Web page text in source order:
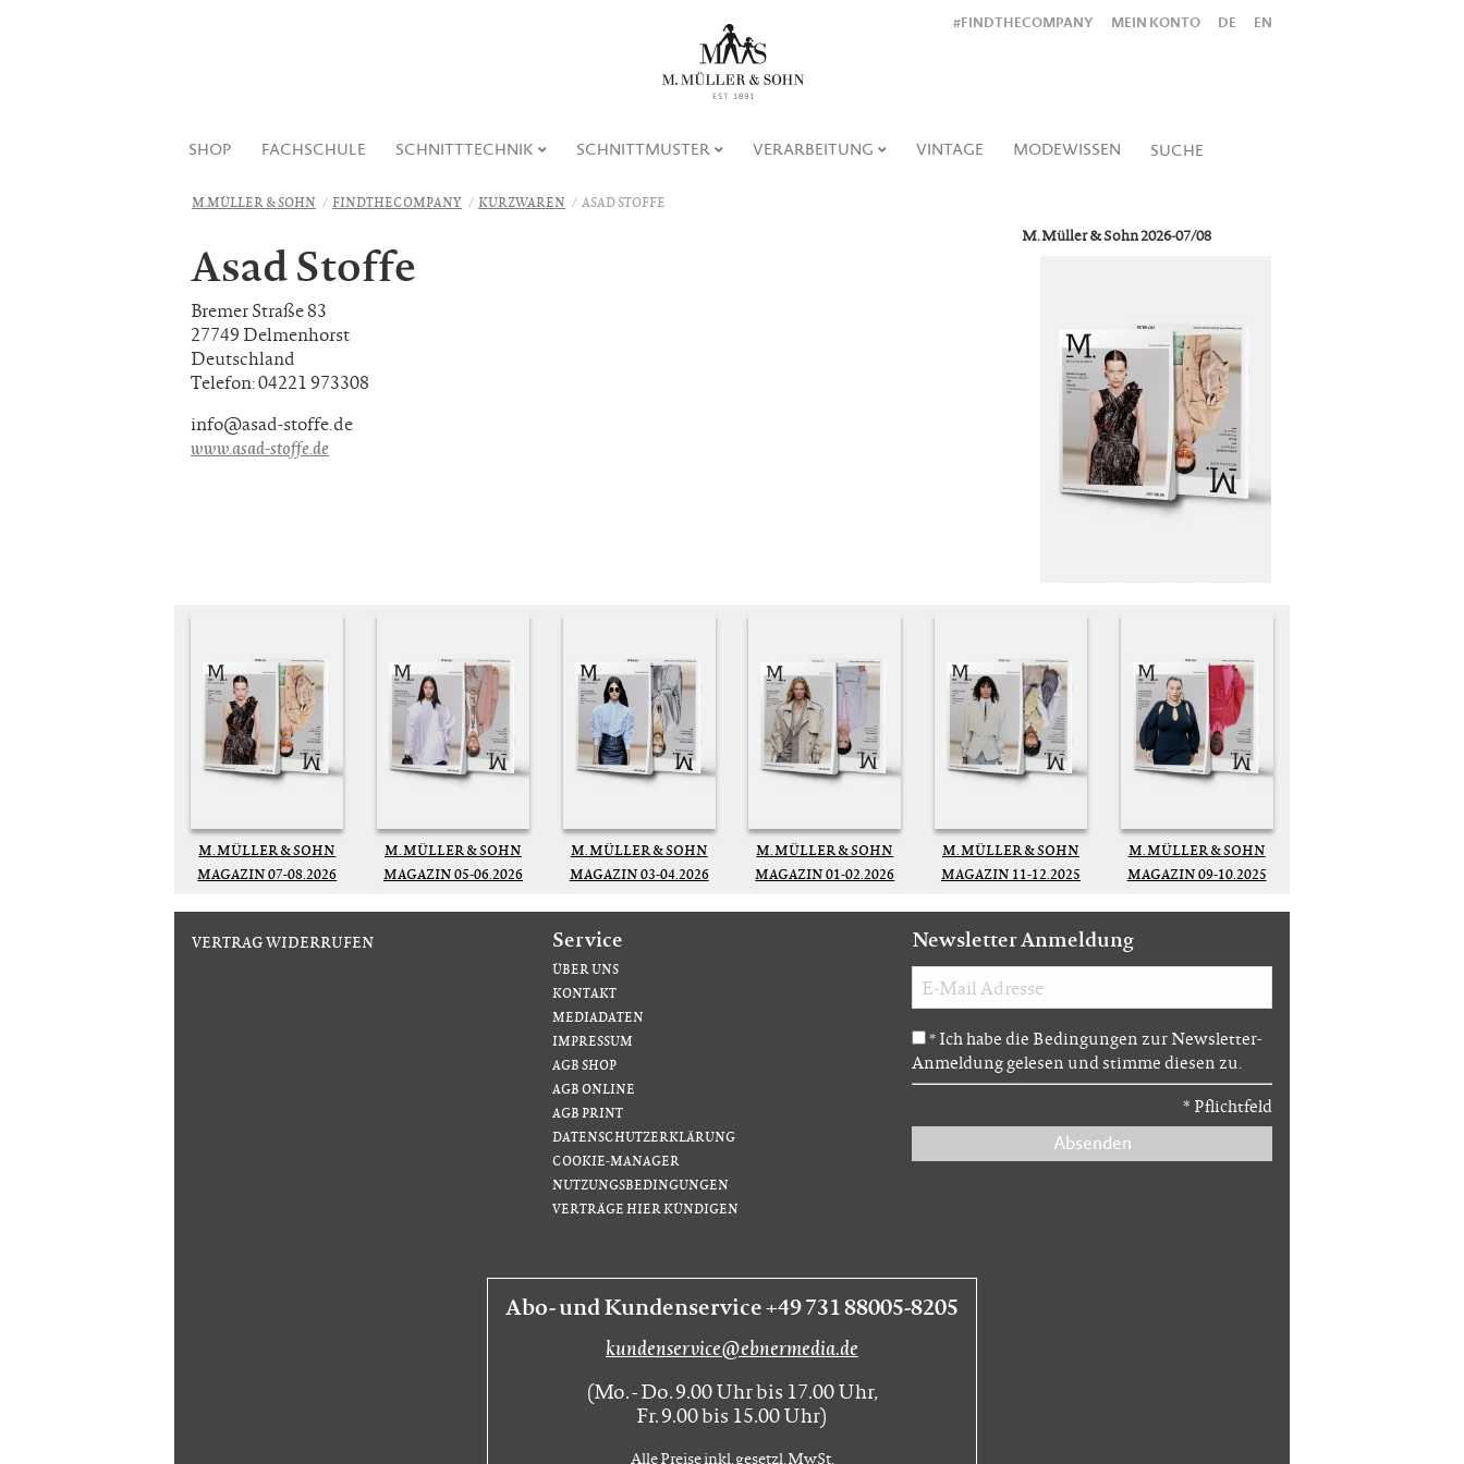
#FINDTHECOMPANY MEIN KONTO DE EN
SHOP FACHSCHULE SCHNITTTECHNIK SCHNITTMUSTER VERARBEITUNG VINTAGE MODEWISSEN SUCHE
Alles Shop SUCHEN
M.MÜLLER & SOHN FINDTHECOMPANY KURZWAREN ASAD STOFFE
Asad Stoffe
Bremer Straße 83
27749 Delmenhorst
Deutschland
Telefon: 04221 973308
info@asad-stoffe.de
www.asad-stoffe.de
M. Müller & Sohn 2026-07/08
M. MÜLLER & SOHN
MAGAZIN 07-08.2026
M. MÜLLER & SOHN
MAGAZIN 05-06.2026
M. MÜLLER & SOHN
MAGAZIN 03-04.2026
M. MÜLLER & SOHN
MAGAZIN 01-02.2026
M. MÜLLER & SOHN
MAGAZIN 11-12.2025
M. MÜLLER & SOHN
MAGAZIN 09-10.2025
VERTRAG WIDERRUFEN Service
ÜBER UNS
KONTAKT
MEDIADATEN
IMPRESSUM
AGB SHOP
AGB ONLINE
AGB PRINT
DATENSCHUTZERKLÄRUNG
COOKIE-MANAGER
NUTZUNGSBEDINGUNGEN
VERTRÄGE HIER KÜNDIGEN
Newsletter Anmeldung
* Ich habe die Bedingungen zur Newsletter-
Anmeldung gelesen und stimme diesen zu.
* Pflichtfeld
Absenden
Abo- und Kundenservice +49 731 88005-8205
kundenservice@ebnermedia.de
(Mo. - Do. 9.00 Uhr bis 17.00 Uhr,
Fr. 9.00 bis 15.00 Uhr)
Alle Preise inkl. gesetzl. MwSt.